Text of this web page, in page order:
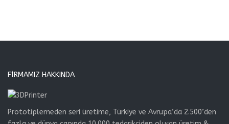
FIRMAMIZ HAKKINDA
Prototiplemeden seri üretime, Türkiye ve Avrupa’da 2.500’den